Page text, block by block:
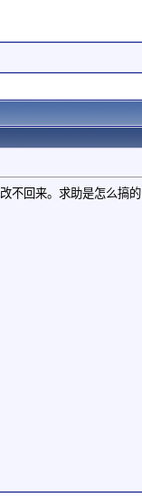
不回来。求助是怎么搞的